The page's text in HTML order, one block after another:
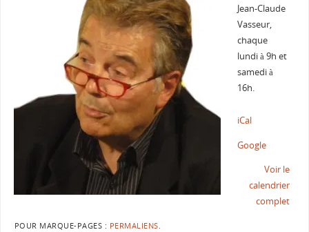
Jean-Claude
Vasseur,
chaque
lundi à 9h et
samedi à
16h.
iCal
Google
Voir le
calendrier
complet
POUR MARQUE-PAGES : PERMALIENS.